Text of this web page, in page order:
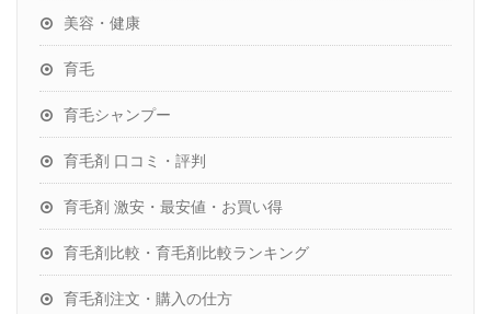
美容・健康
育毛
育毛シャンプー
育毛剤 口コミ・評判
育毛剤 激安・最安値・お買い得
育毛剤比較・育毛剤比較ランキング
育毛剤注文・購入の仕方